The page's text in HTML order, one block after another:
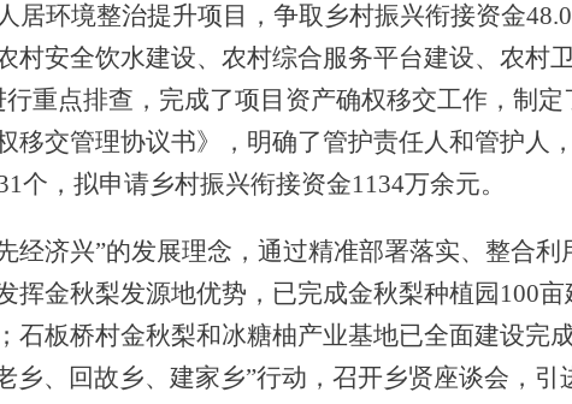
居环境整治提升项目，争取乡村振兴衔接资金
村安全饮水建设、农村综合服务平台建设、农村
重点排查，完成了项目资产确权移交工作，制
移交管理协议书》，明确了管护责任人和管护人
，拟申请乡村振兴衔接资金1134万余元。
经济兴”的发展理念 ，通过精准部署落实、整合
挥金秋梨发源地优势，已完成金秋梨种植园 100
板桥村金秋梨和冰糖柚产业基地已全面建设完成
乡、回故乡、建家乡”行动，召开乡贤座谈会，引